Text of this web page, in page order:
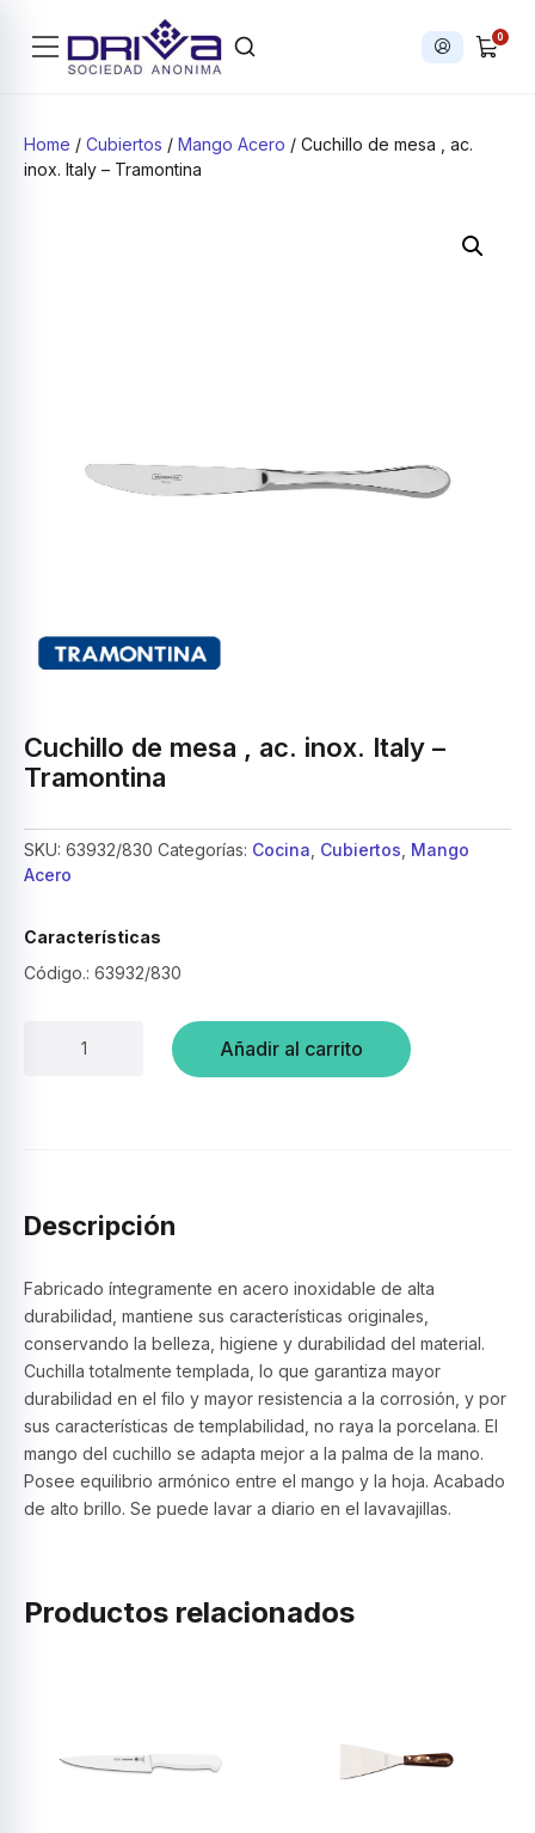
Iniciar
0
Home / Cubiertos / Mango Acero / Cuchillo de mesa , ac.
inox. Italy – Tramontina
Cuchillo de mesa , ac. inox. Italy –
Tramontina
SKU: 63932/830 Categorías: Cocina Cubiertos Mango
Acero
Características
Código.: 63932/830
Tramontina
Añadir al carrito
Descripción
Fabricado íntegramente en acero inoxidable de alta
durabilidad, mantiene sus características originales,
conservando la belleza, higiene y durabilidad del material.
Cuchilla totalmente templada, lo que garantiza mayor
durabilidad en el filo y mayor resistencia a la corrosión, y por
sus características de templabilidad, no raya la porcelana. El
mango del cuchillo se adapta mejor a la palma de la mano.
Posee equilibrio armónico entre el mango y la hoja. Acabado
de alto brillo. Se puede lavar a diario en el lavavajillas.
Productos relacionados